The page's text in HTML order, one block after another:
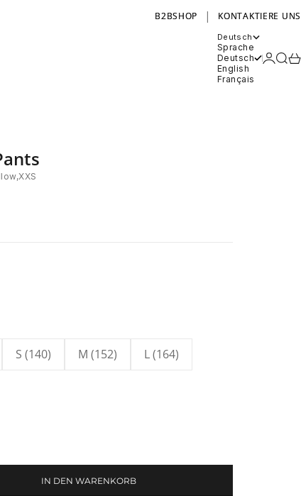
B2BSHOP | KONTAKTIERE UNS
Deutsch
Sprache
Deutsch
English
Français
S (140) M (152) L (164)
IN DEN WARENKORB